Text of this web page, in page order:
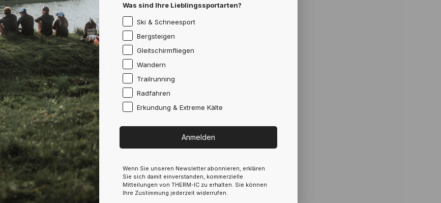
5- Heizleistung
verwalten
Ihr Heizelement ist jetzt angeschlossen. Über
diesen ersten Bildschirm lässt sich die
Heizleistung der beiden Heizelemente
gleichzeitig steuern. Wählen Sie dazu einfach
auf einer Skala von 1 bis 10 die
entsprechende Leistung aus und passen Sie
sie nach Bedarf an. Durch Drücken der Taste
„Pause“ wird in den Bereitschaftsmodus
gewechselt
Was sind Ihre Lieblingssportarten?
Ski & Schneesport
Bergsteigen
Gleitschirmfliegen
Wandern
Trailrunning
Radfahren
Erkundung & Extreme Kälte
Anmelden
Wenn Sie unseren Newsletter abonnieren, erklären
Sie sich damit einverstanden, kommerzielle
Mitteilungen von THERM-IC zu erhalten. Sie können
Ihre Zustimmung jederzeit widerrufen.